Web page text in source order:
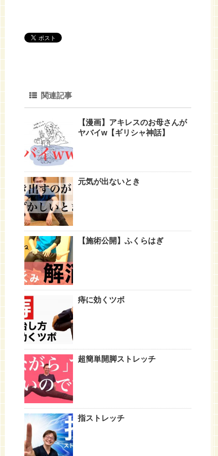
関連記事
【漫画】アキレスのお母さんが
ヤバイw【ギリシャ神話】
元気が出ないとき
【施術公開】ふくらはぎ
痔に効くツボ
超簡単開脚ストレッチ
指ストレッチ